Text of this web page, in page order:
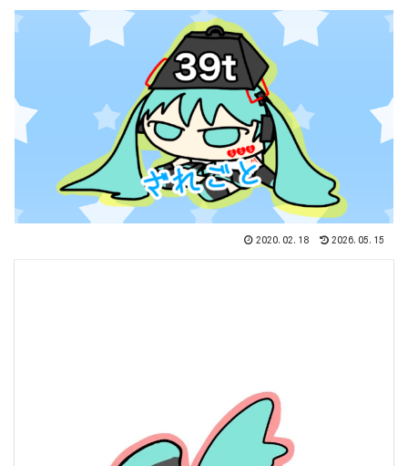
2020.02.18 2026.05.15